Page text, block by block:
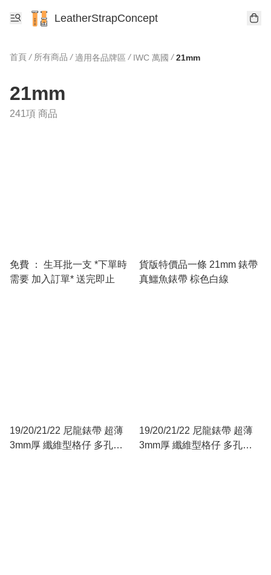
LeatherStrapConcept
首頁 / 所有商品 / 適用各品牌區 / IWC 萬國 / 21mm
21mm
241項 商品
免費 ： 生耳批一支 *下單時
需要 加入訂單* 送完即止
貨版特價品一條 21mm 錶帶
真鱷魚錶帶 棕色白線
19/20/21/22 尼龍錶帶 超薄
3mm厚 纖維型格仔 多孔
19/20/21/22 尼龍錶帶 超薄
3mm厚 纖維型格仔 多孔